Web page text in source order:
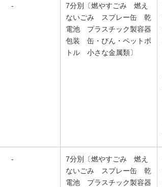
-
7分別〔燃やすごみ 燃え
ないごみ スプレー缶 乾
電池 プラスチック製容器
包装 缶・びん・ペットボ
トル 小さな金属類〕
-
7分別〔燃やすごみ 燃え
ないごみ スプレー缶 乾
電池 プラスチック製容器